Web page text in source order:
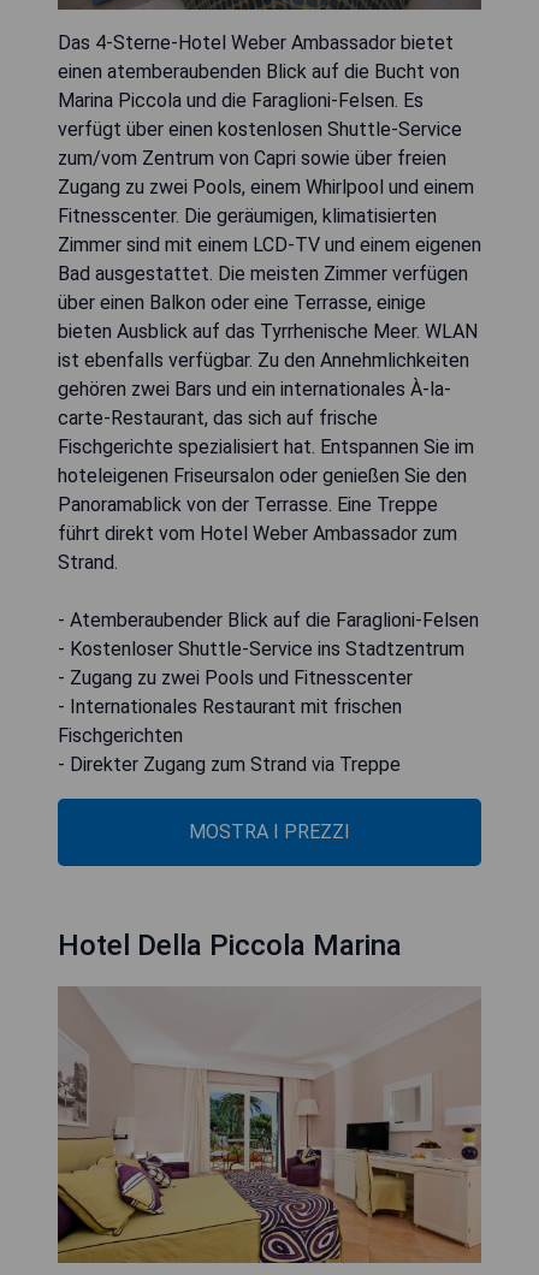
Das 4-Sterne-Hotel Weber Ambassador bietet
einen atemberaubenden Blick auf die Bucht von
Marina Piccola und die Faraglioni-Felsen. Es
verfügt über einen kostenlosen Shuttle-Service
zum/vom Zentrum von Capri sowie über freien
Zugang zu zwei Pools, einem Whirlpool und einem
Fitnesscenter. Die geräumigen, klimatisierten
Zimmer sind mit einem LCD-TV und einem eigenen
Bad ausgestattet. Die meisten Zimmer verfügen
über einen Balkon oder eine Terrasse, einige
bieten Ausblick auf das Tyrrhenische Meer. WLAN
ist ebenfalls verfügbar. Zu den Annehmlichkeiten
gehören zwei Bars und ein internationales À-la-
carte-Restaurant, das sich auf frische
Fischgerichte spezialisiert hat. Entspannen Sie im
hoteleigenen Friseursalon oder genießen Sie den
Panoramablick von der Terrasse. Eine Treppe
führt direkt vom Hotel Weber Ambassador zum
Strand.
- Atemberaubender Blick auf die Faraglioni-Felsen
- Kostenloser Shuttle-Service ins Stadtzentrum
- Zugang zu zwei Pools und Fitnesscenter
- Internationales Restaurant mit frischen
Fischgerichten
- Direkter Zugang zum Strand via Treppe
MOSTRA I PREZZI
Hotel Della Piccola Marina